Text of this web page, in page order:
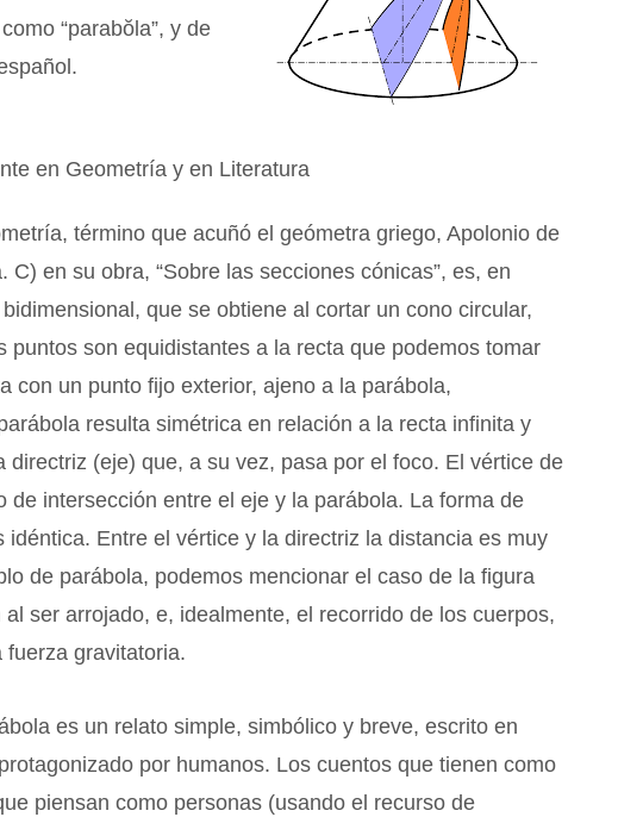
“parabŏla”, y de
en Geometría y en Literatura
término que acuñó el geómetra griego, Apolonio de
C) en su obra, “Sobre las secciones cónicas”, es, en
que se obtiene al cortar un cono circular,
puntos son equidistantes a la recta que podemos tomar
con un punto fijo exterior, ajeno a la parábola,
resulta simétrica en relación a la recta infinita y
directriz (eje) que, a su vez, pasa por el foco. El vértice de
de intersección entre el eje y la parábola. La forma de
idéntica. Entre el vértice y la directriz la distancia es muy
de parábola, podemos mencionar el caso de la figura
ser arrojado, e, idealmente, el recorrido de los cuerpos,
fuerza gravitatoria.
es un relato simple, simbólico y breve, escrito en
por humanos. Los cuentos que tienen como
piensan como personas (usando el recurso de